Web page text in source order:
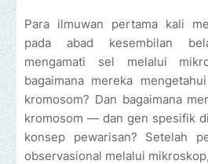
Para ilmuwan pertama kali
pada abad kesembilan
mengamati sel melalui
bagaimana mereka
kromosom? Dan bagaimana
kromosom — dan gen spesifik
konsep pewarisan? Setelah
observasional melalui